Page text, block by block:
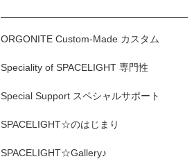
ORGONITE Custom-Made カスタム
Speciality of SPACELIGHT 専門性
Special Support スペシャルサポート
SPACELIGHT☆のはじまり
SPACELIGHT☆Gallery♪